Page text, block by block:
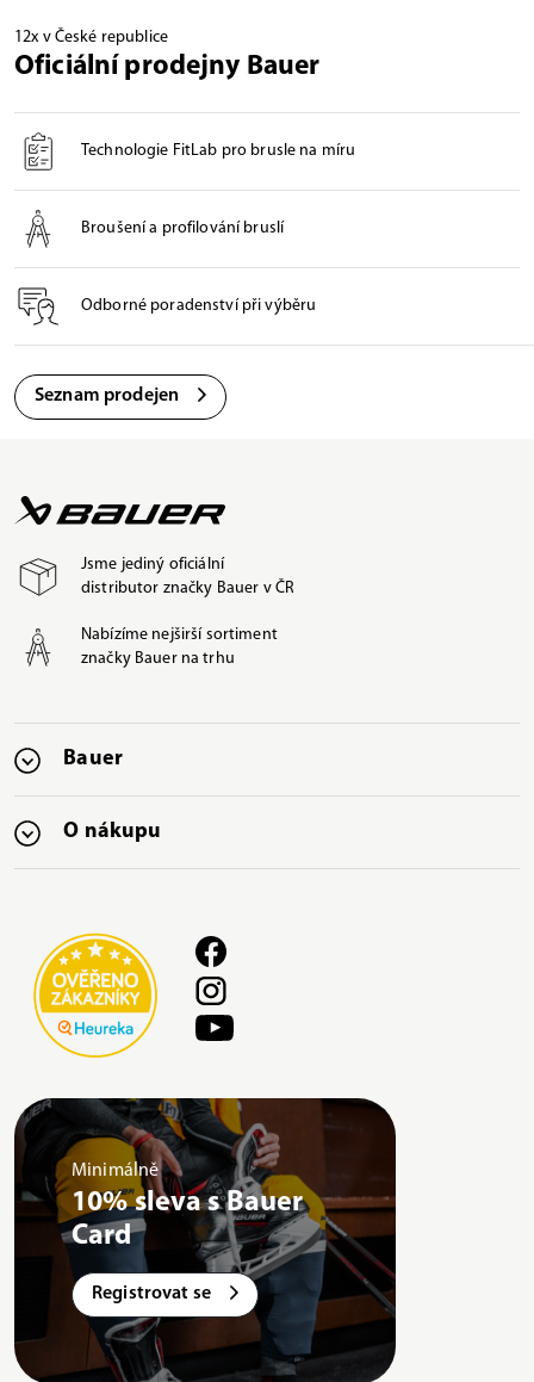
12x v České republice
Oficiální prodejny Bauer
Technologie FitLab pro brusle na míru
Broušení a profilování bruslí
Odborné poradenství při výběru
Seznam prodejen
Jsme jediný oficiální
distributor značky Bauer v ČR
Nabízíme nejširší sortiment
značky Bauer na trhu
Bauer
O nákupu
Minimálně
10% sleva s Bauer
Card
Registrovat se